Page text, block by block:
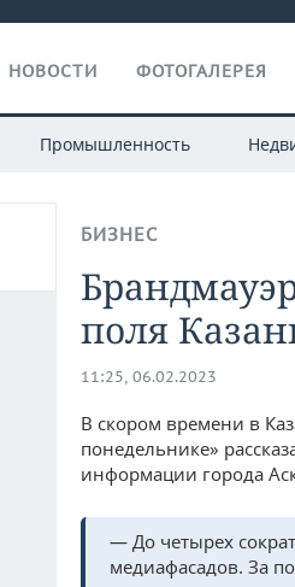
НОВОСТИ ФОТОГАЛЕРЕЯ
Промышленность
БИЗНЕС
поля
11:25, 06.02.2023
В скором времени в
понедельнике»
информации города
— До четырех
медиафасадов. За